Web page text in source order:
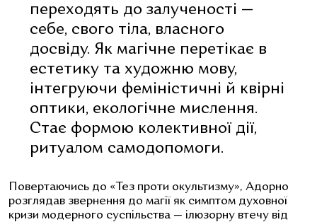
переходять до залученості —
себе, свого тіла, власного
досвіду. Як магічне перетікає в
естетику та художню мову,
інтегруючи феміністичні й квірні
оптики, екологічне мислення.
Стає формою колективної дії,
ритуалом самодопомоги.
Повертаючись до «Тез проти окультизму», Адорно
розглядав звернення до магії як симптом духовної
кризи модерного суспільства — ілюзорну втечу від